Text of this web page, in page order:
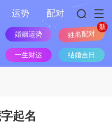
运势 配对
婚姻运势 姓名配对
一生财运 结婚吉日
起名